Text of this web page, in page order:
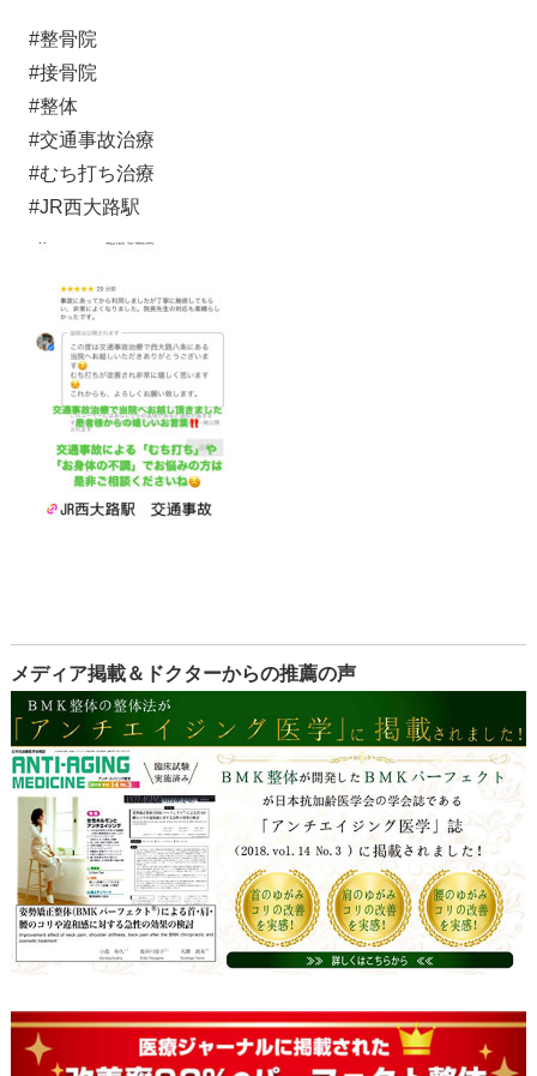
#整骨院
#接骨院
#整体
#交通事故治療
#むち打ち治療
#JR西大路駅
メディア掲載＆ドクターからの推薦の声